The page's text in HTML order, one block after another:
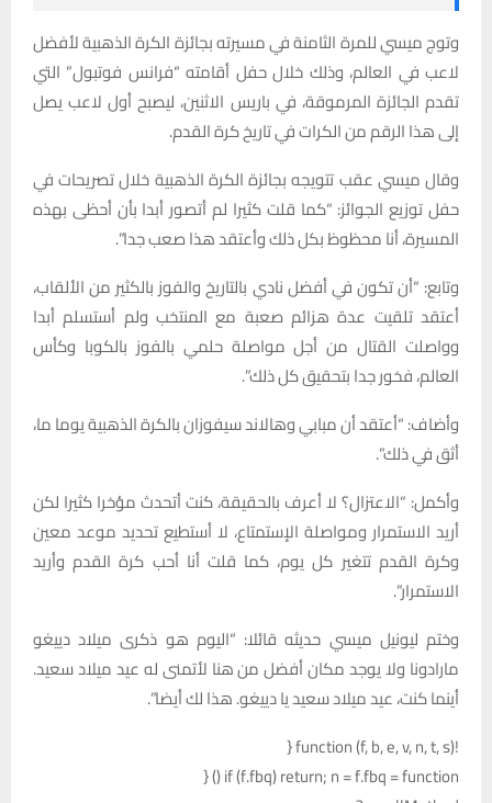
وتوج ميسي للمرة الثامنة في مسيرته بجائزة الكرة الذهبية لأفضل
لاعب في العالم، وذلك خلال حفل أقامته “فرانس فوتبول” التي
تقدم الجائزة المرموقة، في باريس الاثنين، ليصبح أول لاعب يصل
إلى هذا الرقم من الكرات في تاريخ كرة القدم.
وقال ميسي عقب تتويجه بجائزة الكرة الذهبية خلال تصريحات في
حفل توزيع الجوائز: “كما قلت كثيرا لم أتصور أبدا بأن أحظى بهذه
المسيرة، أنا محظوظ بكل ذلك وأعتقد هذا صعب جدا”.
وتابع: “أن تكون في أفضل نادي بالتاريخ والفوز بالكثير من الألقاب،
أعتقد تلقيت عدة هزائم صعبة مع المنتخب ولم أستسلم أبدا
وواصلت القتال من أجل مواصلة حلمي بالفوز بالكوبا وكأس
العالم، فخور جدا بتحقيق كل ذلك”.
وأضاف: “أعتقد أن مبابي وهالاند سيفوزان بالكرة الذهبية يوما ما،
أثق في ذلك”.
وأكمل: “الاعتزال؟ لا أعرف بالحقيقة، كنت أتحدث مؤخرا كثيرا لكن
أريد الاستمرار ومواصلة الإستمتاع، لا أستطيع تحديد موعد معين
وكرة القدم تتغير كل يوم، كما قلت أنا أحب كرة القدم وأريد
الاستمرار”.
وختم ليونيل ميسي حديثه قائلا: “اليوم هو ذكرى ميلاد دييغو
مارادونا ولا يوجد مكان أفضل من هنا لأتمنى له عيد ميلاد سعيد.
أينما كنت، عيد ميلاد سعيد يا دييغو. هذا لك أيضا”.
!function (f, b, e, v, n, t, s) {
if (f.fbq) return; n = f.fbq = function () {